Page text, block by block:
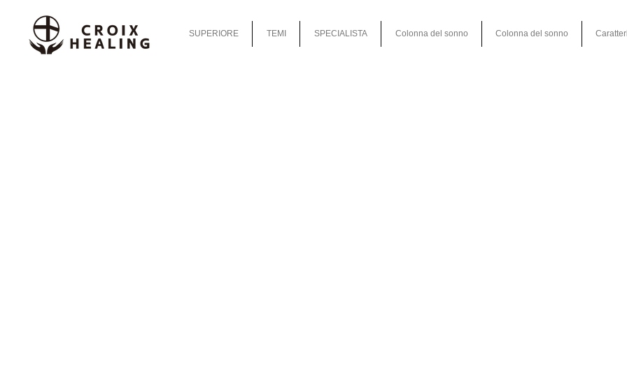
SUPERIORE TEMI SPECIALISTA Colonna del sonno Colonna del sonno